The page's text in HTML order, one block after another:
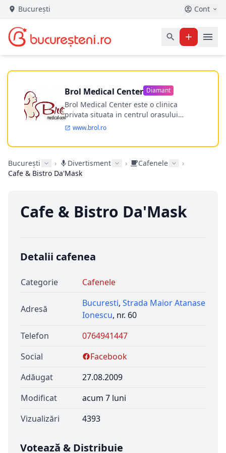
București Cont
Brol Medical Center Diamant
Brol Medical Center este o clinica
privata situata in centrul orasului
Timisoara avand o experienta de
Incepand din anul 2009 clinica isi
ultramodern.
www.brol.ro
București › Divertisment › Cafenele
›
Cafe & Bistro Da'Mask
Cafe & Bistro Da'Mask
Detalii cafenea
Categorie Cafenele
Adresă
Bucuresti, Strada Maior Atanase
Ionescu, nr. 60
Telefon
0764941447
Social
Facebook
Adăugat
27.08.2009
Modificat
acum 7 luni
Vizualizări
4393
Votează & Distribuie